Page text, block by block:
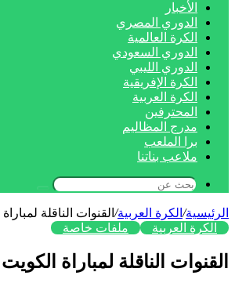
الأخبار
الدوري المصري
الكرة العالمية
الدوري السعودي
الدوري الليبي
الكرة الإفريقية
الكرة العربية
المحترفين
مدرج المظاليم
برا الملعب
ملاعب بناتنا
بحث
عن
الرئيسية/ الكرة العربية/ القنوات الناقلة لمباراة
الكرة العربية
ملفات خاصة
القنوات الناقلة لمباراة الكويت